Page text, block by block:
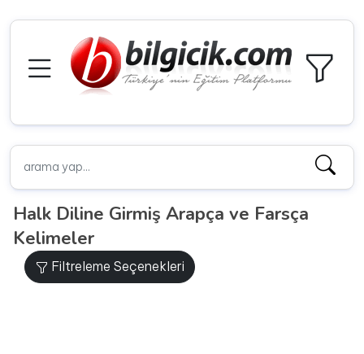
Halk Diline Girmiş Arapça ve Farsça
Kelimeler
Filtreleme Seçenekleri